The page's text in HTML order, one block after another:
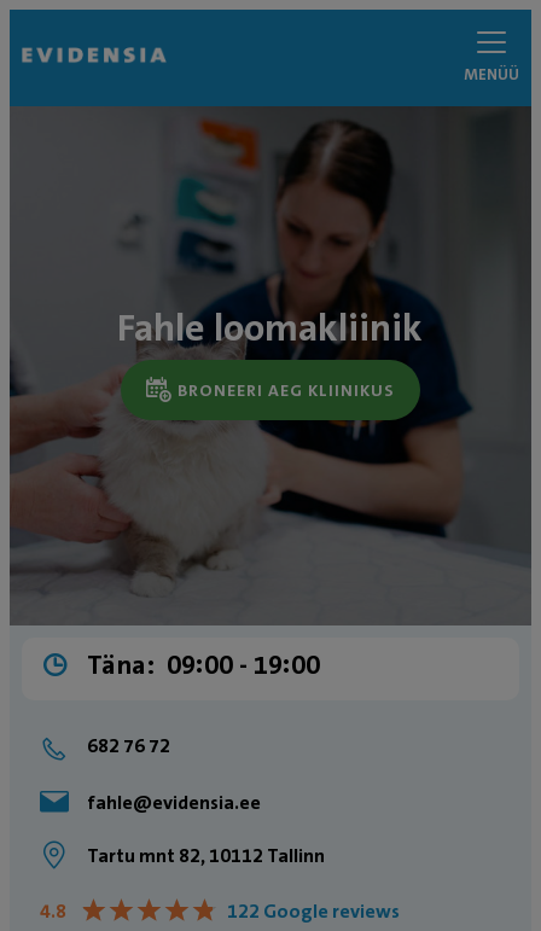
MENÜÜ
Fahle loomakliinik
BRONEERI AEG KLIINIKUS
Täna: 09:00 ­- 19:00
682 76 72
fahle@evidensia.ee
Tartu mnt 82, 10112 Tallinn
4.8 ★★★★★
★★★★★ 122 Google reviews